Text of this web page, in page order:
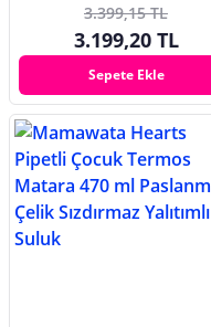
3.399,15 TL
3.199,20 TL
Sepete Ekle